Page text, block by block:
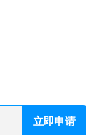
立即申请